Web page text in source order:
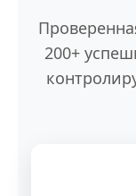
200+